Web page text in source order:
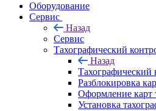
Оборудование
Сервис
Назад
Сервис
Тахографический
Назад
Тахографический
Разблокировка
Оформление карт
Установка